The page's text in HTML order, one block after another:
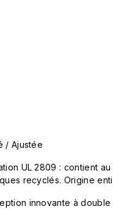
/ Ajustée
UL 2809 : contient
recyclés. Origine
innovante à